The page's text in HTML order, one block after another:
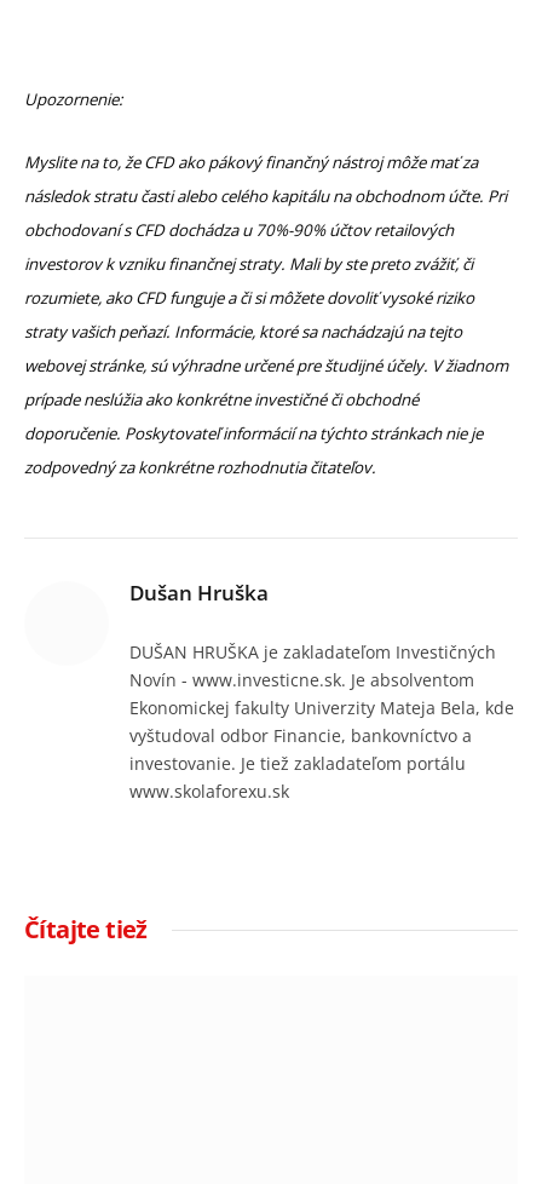
Upozornenie:
Myslite na to, že CFD ako pákový finančný nástroj môže mať za
následok stratu časti alebo celého kapitálu na obchodnom účte. Pri
obchodovaní s CFD dochádza u 70%-90% účtov retailových
investorov k vzniku finančnej straty. Mali by ste preto zvážiť, či
rozumiete, ako CFD funguje a či si môžete dovoliť vysoké riziko
straty vašich peňazí. Informácie, ktoré sa nachádzajú na tejto
webovej stránke, sú výhradne určené pre študijné účely. V žiadnom
prípade neslúžia ako konkrétne investičné či obchodné
doporučenie. Poskytovateľ informácií na týchto stránkach nie je
zodpovedný za konkrétne rozhodnutia čitateľov.
Dušan Hruška
DUŠAN HRUŠKA je zakladateľom Investičných
Novín - www.investicne.sk. Je absolventom
Ekonomickej fakulty Univerzity Mateja Bela, kde
vyštudoval odbor Financie, bankovníctvo a
investovanie. Je tiež zakladateľom portálu
www.skolaforexu.sk
Čítajte tiež